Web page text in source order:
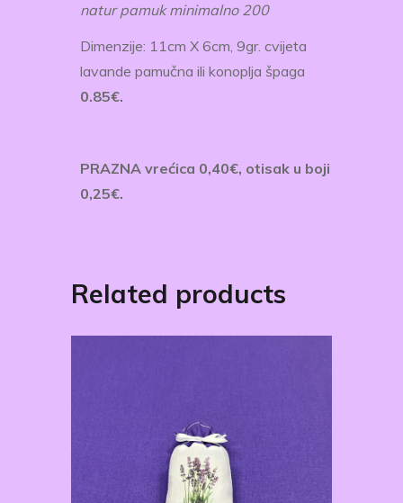
natur pamuk minimalno 200
Dimenzije: ​11​cm X 6​cm, 9gr. cvijeta
lavande pamučna ili konoplja špaga
0.85€.
PRAZNA vrećica ​0,40€, otisak u boji
​0,25€.
Related products